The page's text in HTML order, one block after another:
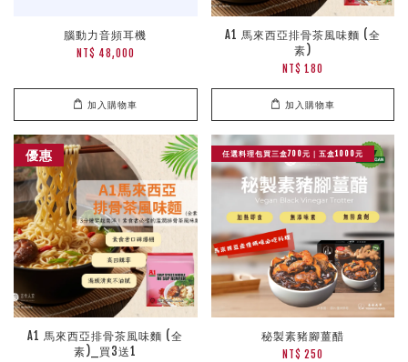
腦動力音頻耳機
NT$ 48,000
加入購物車
A1 馬來西亞排骨茶風味麵 (全
素)
NT$ 180
加入購物車
優惠
A1 馬來西亞排骨茶風味麵 (全
素)_買3送1
任選料理包買三盒700元｜五盒1000元
秘製素豬腳薑醋
NT$ 250